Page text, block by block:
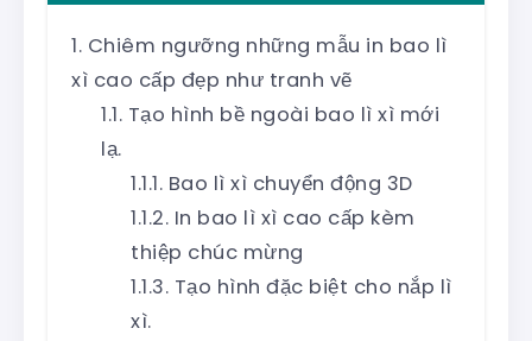
Chiêm ngưỡng những mẫu in bao lì
xì cao cấp đẹp như tranh vẽ
Tạo hình bề ngoài bao lì xì mới
lạ.
Bao lì xì chuyển động 3D
In bao lì xì cao cấp kèm
thiệp chúc mừng
Tạo hình đặc biệt cho nắp lì
xì.